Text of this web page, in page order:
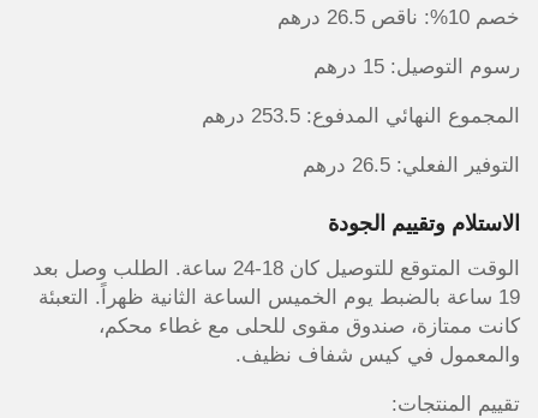
خصم 10%: ناقص 26.5 درهم
رسوم التوصيل: 15 درهم
المجموع النهائي المدفوع: 253.5 درهم
التوفير الفعلي: 26.5 درهم
الاستلام وتقييم الجودة
الوقت المتوقع للتوصيل كان 18-24 ساعة. الطلب وصل بعد
19 ساعة بالضبط يوم الخميس الساعة الثانية ظهراً. التعبئة
كانت ممتازة، صندوق مقوى للحلى مع غطاء محكم،
والمعمول في كيس شفاف نظيف.
تقييم المنتجات: